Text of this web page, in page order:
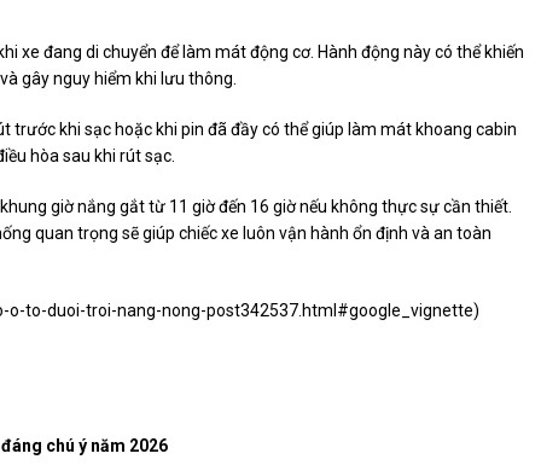
xe đang di chuyển để làm mát động cơ. Hành động này có thể khiến
gây nguy hiểm khi lưu thông.
trước khi sạc hoặc khi pin đã đầy có thể giúp làm mát khoang cabin
hòa sau khi rút sạc.
giờ nắng gắt từ 11 giờ đến 16 giờ nếu không thực sự cần thiết.
quan trọng sẽ giúp chiếc xe luôn vận hành ổn định và an toàn
to-duoi-troi-nang-nong-post342537.html#google_vignette)
chú ý năm 2026